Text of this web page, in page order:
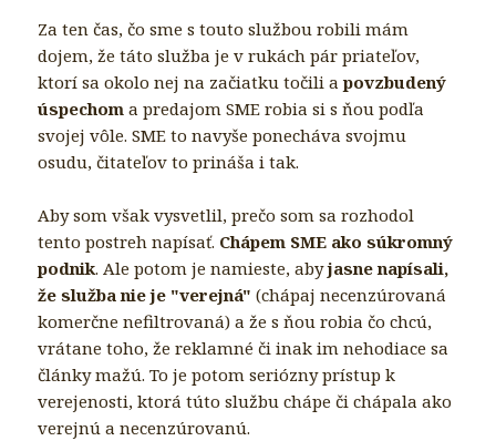
Za ten čas, čo sme s touto službou robili mám
dojem, že táto služba je v rukách pár priateľov,
ktorí sa okolo nej na začiatku točili apovzbudený
úspechom a predajom SME robia si s ňou podľa
svojej vôle. SME to navyše ponecháva svojmu
osudu, čitateľov to prináša i tak.
Aby som však vysvetlil, prečo som sa rozhodol
tento postreh napísať. Chápem SME ako súkromný
podnik. Ale potom je namieste, abyjasne napísali,
že služba nie je "verejná" (chápajnecenzúrovaná
komerčne nefiltrovaná) a že s ňou robia čo chcú,
vrátane toho, že reklamné či inak im nehodiace sa
články mažú. To je potom seriózny prístup k
verejenosti, ktorá túto službu chápe či chápala ako
verejnú a necenzúrovanú.